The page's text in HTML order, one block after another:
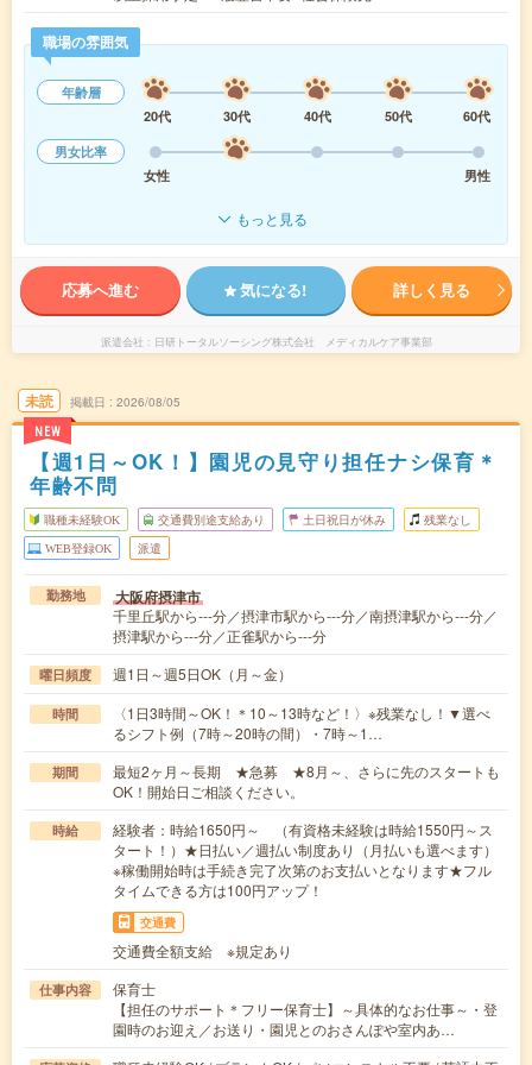
職場の雰囲気
年齢層
20代
30代 40代 50代
60代
男女比率
女性
男性
もっと見る
応募へ進む 気になる! 詳しく見る
派遣会社 日研トータルソーシング株式会社 メディカルケア事業部
未読
NEW
掲載日 2026/08/05
【週1日～OK！】園児の見守り担任ナシ保育＊
年齢不問
職種未経験OK 交通費別途支給あり 土日祝日が休み 残業なし
WEB登録OK 派遣
勤務地 大阪府摂津市
千里丘駅から---分／摂津市駅から---分／南摂津駅から---分／
摂津駅から---分／正雀駅から---分
曜日頻度 週1日～週5日OK（月～金）
時間
〈1日3時間～OK！＊10～13時など！〉※残業なし！▼選べ
るシフト例（7時～20時の間）・7時～1…
期間
最短2ヶ月～長期 ★急募 ★8月～、さらに先のスタートも
OK！開始日ご相談ください。
時給
経験者：時給1650円～ （有資格未経験は時給1550円～ス
タート！）★日払い／週払い制度あり（月払いも選べます）
※稼働開始時は手続き完了次第のお支払いとなります★フル
タイムできる方は100円アップ！
交通費
交通費全額支給 ※規定あり
仕事内容
保育士
【担任のサポート＊フリー保育士】～具体的なお仕事～・登
園時のお迎え／お送り・園児とのおさんぽや室内あ…